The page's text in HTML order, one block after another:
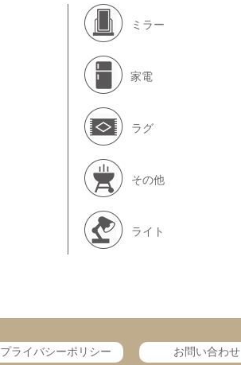
ミラー
家電
ラグ
その他
ライト
プライバシーポリシー お問い合わせ